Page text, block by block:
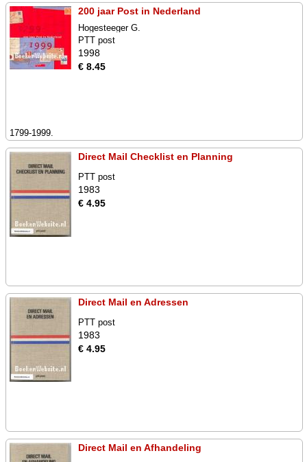
200 jaar Post in Nederland
Hogesteeger G.
PTT post
1998
€ 8.45
1799-1999.
Direct Mail Checklist en Planning
PTT post
1983
€ 4.95
Direct Mail en Adressen
PTT post
1983
€ 4.95
Direct Mail en Afhandeling